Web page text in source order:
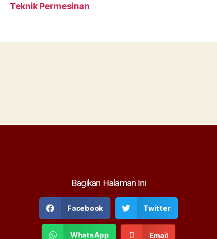
Teknik Permesinan
Bagikan Halaman Ini
Facebook Twitter
WhatsApp Email